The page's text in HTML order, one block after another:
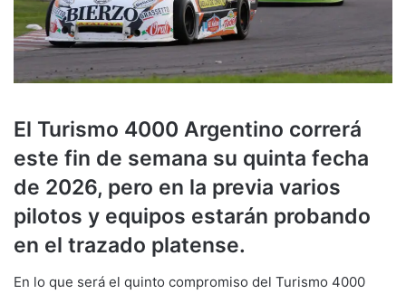
El Turismo 4000 Argentino correrá
este fin de semana su quinta fecha
de 2026, pero en la previa varios
pilotos y equipos estarán probando
en el trazado platense.
En lo que será el quinto compromiso del Turismo 4000